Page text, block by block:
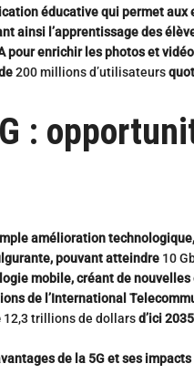
éducative qui permet aux
ainsi l’apprentissage des
pour enrichir les photos et
200 millions d’utilisateurs
:
amélioration
pouvant atteindre 10
mobile, créant de
de l’International
12,3 trillions de dollarsd’ici
de la 5G et ses impacts